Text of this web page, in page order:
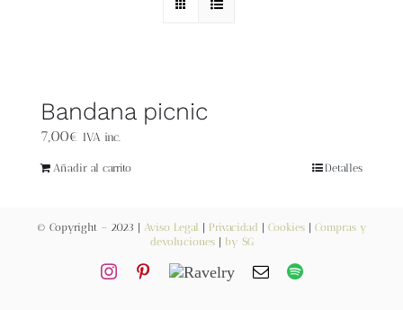
Tienda
Videos
Contacto
Newsletter
Bandana picnic
7,00€ IVA inc.
Añadir al carrito Detalles
© Copyright – 2023 | Aviso Legal Privacidad Cookies| Compras y
devoluciones| by SG